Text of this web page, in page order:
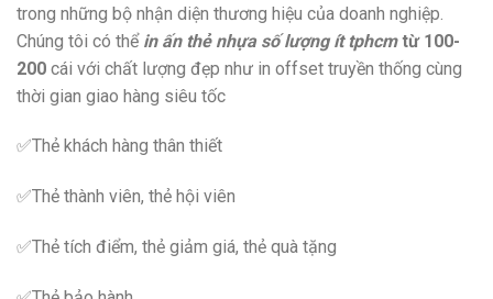
trong những bộ nhận diện thương hiệu của doanh nghiệp.
Chúng tôi có thể in ấn thẻ nhựa số lượng ít tphcmtừ 100-
200 cái với chất lượng đẹp như in offset truyền thống cùng
thời gian giao hàng siêu tốc
✅Thẻ khách hàng thân thiết
✅Thẻ thành viên, thẻ hội viên
✅Thẻ tích điểm, thẻ giảm giá, thẻ quà tặng